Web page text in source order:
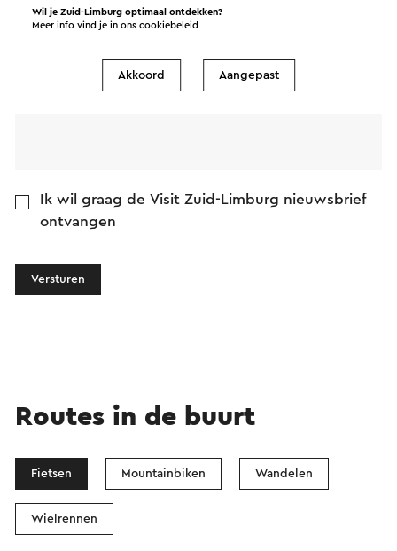
Bericht
Ik wil graag de Visit Zuid-Limburg nieuwsbrief
ontvangen
Versturen
Routes in de buurt
Fietsen Mountainbiken Wandelen
Wielrennen
Wil je Zuid-Limburg optimaal ontdekken?
Meer info vind je in onscookiebeleid
Akkoord Aangepast